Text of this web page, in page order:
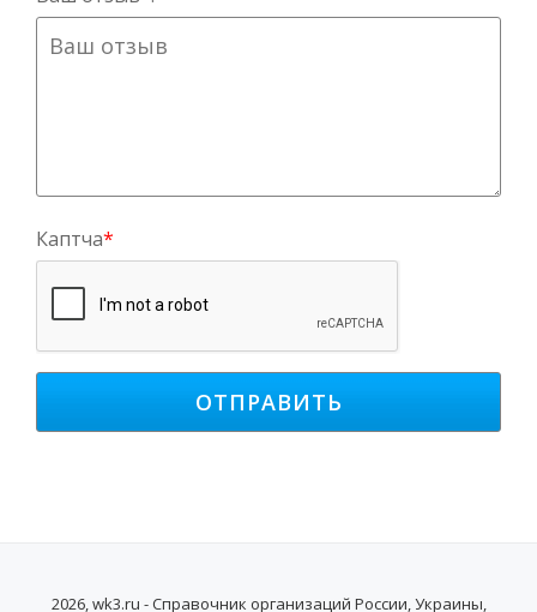
Каптча*
2026, wk3.ru - Справочник организаций России, Украины,